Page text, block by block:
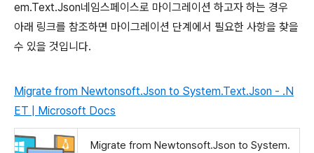
em.Text.Json네임스페이스로 마이그레이션 하고자 하는 경우
아래 링크를 참조하면 마이그레이션 단계에서 필요한 사항을 찾을
수 있을 것입니다.
Migrate from Newtonsoft.Json to System.Text.Json - .N
ET | Microsoft Docs
Migrate from Newtonsoft.Json to System.